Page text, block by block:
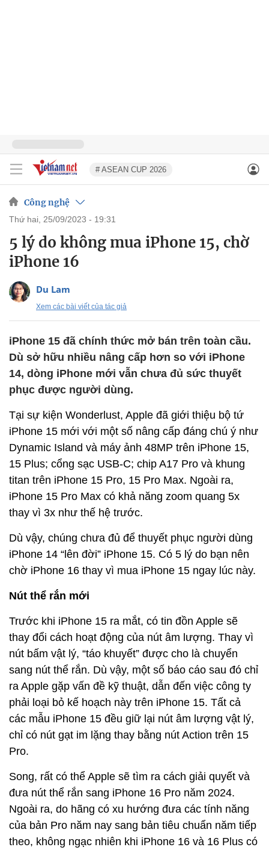
# ASEAN CUP 2026
Công nghệ
thứ hai, 25/09/2023 - 19:31
5 lý do không mua iPhone 15, chờ
iPhone 16
Du Lam
Xem các bài viết của tác giả
iPhone 15 đã chính thức mở bán trên toàn cầu.
Dù sở hữu nhiều nâng cấp hơn so với iPhone
14, dòng iPhone mới vẫn chưa đủ sức thuyết
phục được người dùng.
Tại sự kiện Wonderlust, Apple đã giới thiệu bộ tứ
iPhone 15 mới với một số nâng cấp đáng chú ý như
Dynamic Island và máy ảnh 48MP trên iPhone 15,
15 Plus; cổng sạc USB-C; chip A17 Pro và khung
titan trên iPhone 15 Pro, 15 Pro Max. Ngoài ra,
iPhone 15 Pro Max có khả năng zoom quang 5x
thay vì 3x như thế hệ trước.
Dù vậy, chúng chưa đủ để thuyết phục người dùng
iPhone 14 “lên đời” iPhone 15. Có 5 lý do bạn nên
chờ iPhone 16 thay vì mua iPhone 15 ngay lúc này.
Nút thể rắn mới
Trước khi iPhone 15 ra mắt, có tin đồn Apple sẽ
thay đổi cách hoạt động của nút âm lượng. Thay vì
nút bấm vật lý, “táo khuyết” được cho là chuyển
sang nút thể rắn. Dù vậy, một số báo cáo sau đó chỉ
ra Apple gặp vấn đề kỹ thuật, dẫn đến việc công ty
phải loại bỏ kế hoạch này trên iPhone 15. Tất cả
các mẫu iPhone 15 đều giữ lại nút âm lượng vật lý,
chỉ có nút gạt im lặng thay bằng nút Action trên 15
Pro.
Song, rất có thể Apple sẽ tìm ra cách giải quyết và
đưa nút thể rắn sang iPhone 16 Pro năm 2024.
Ngoài ra, do hãng có xu hướng đưa các tính năng
của bản Pro năm nay sang bản tiêu chuẩn năm tiếp
theo, không ngạc nhiên khi iPhone 16 và 16 Plus có